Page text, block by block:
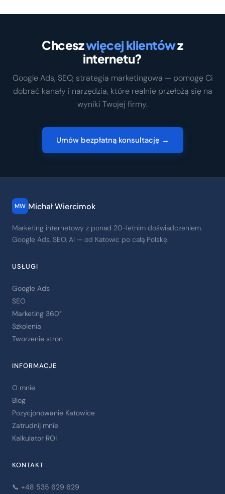
Chceszwięcej klientówz
internetu?
Google Ads, SEO, strategia marketingowa — pomogę Ci
dobrać kanały i narzędzia, które realnie przełożą się na
wyniki Twojej firmy.
Umów bezpłatną konsultację →
MW Michał Wiercimok
Marketing internetowy z ponad 20-letnim doświadczeniem.
Google Ads, SEO, AI — od Katowic po całą Polskę.
USŁUGI
Google Ads
SEO
Marketing 360°
Szkolenia
Tworzenie stron
INFORMACJE
O mnie
Blog
Pozycjonowanie Katowice
Zatrudnij mnie
Kalkulator ROI
KONTAKT
📞 +48 535 629 629